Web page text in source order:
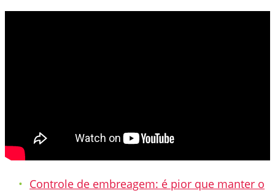
Controle de embreagem: é pior que manter o